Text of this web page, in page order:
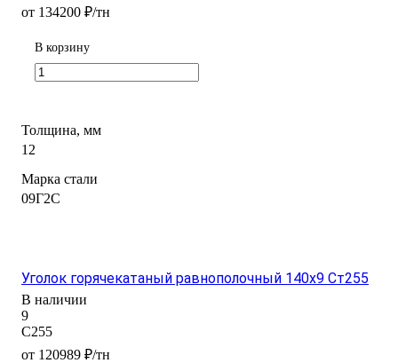
от 134200 ₽/тн
В корзину
Толщина, мм
12
Марка стали
09Г2С
Уголок горячекатаный равнополочный 140x9 Ст255
В наличии
9
С255
от 120989 ₽/тн